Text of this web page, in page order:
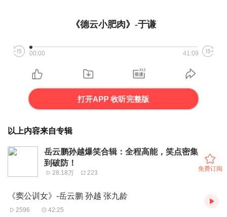
《德云小肥肉》-于谦
00:00 41:09
打开APP 收听完整版
以上内容来自专辑
岳云鹏孙越爆笑合辑：全程高能，笑点密集
到破防！
28.18万 223
免费订阅
《窦公训女》-岳云鹏 孙越 张九龄
2596 42:25